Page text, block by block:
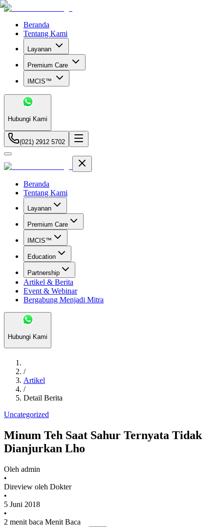
Beranda
Tentang Kami
Layanan
Premium Care
IMCIS™
Hubungi Kami
(021) 2912 5702
Beranda
Tentang Kami
Layanan
Premium Care
IMCIS™
Education
Partnership
Artikel & Berita
Event & Webinar
Bergabung Menjadi Mitra
Hubungi Kami
/
Artikel
/
Detail Berita
Uncategorized
Minum Teh Saat Sahur Ternyata Tidak
Dianjurkan Lho
Oleh admin
•
Direview oleh Dokter
•
5 Juni 2018
•
2 menit baca Menit Baca